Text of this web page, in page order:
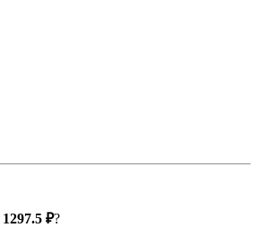
1297.5 ₽?